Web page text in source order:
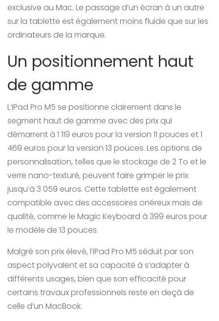
exclusive au Mac. Le passage d’un écran à un autre
sur la tablette est également moins fluide que sur les
ordinateurs de la marque.
Un positionnement haut
de gamme
L’iPad Pro M5 se positionne clairement dans le
segment haut de gamme avec des prix qui
démarrent à 1 119 euros pour la version 11 pouces et 1
469 euros pour la version 13 pouces. Les options de
personnalisation, telles que le stockage de 2 To et le
verre nano-texturé, peuvent faire grimper le prix
jusqu’à 3 059 euros. Cette tablette est également
compatible avec des accessoires onéreux mais de
qualité, comme le Magic Keyboard à 399 euros pour
le modèle de 13 pouces.
Malgré son prix élevé, l’iPad Pro M5 séduit par son
aspect polyvalent et sa capacité à s’adapter à
différents usages, bien que son efficacité pour
certains travaux professionnels reste en deçà de
celle d’un MacBook.